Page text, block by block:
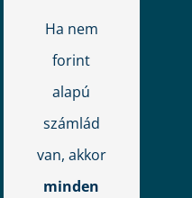
Ha nem
forint
alapú
számlád
van, akkor
minden